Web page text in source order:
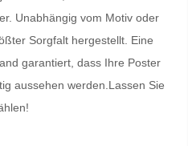
Unabhängig vom Motiv oder
Sorgfalt hergestellt. Eine
garantiert, dass Ihre Poster
aussehen werden. Lassen Sie